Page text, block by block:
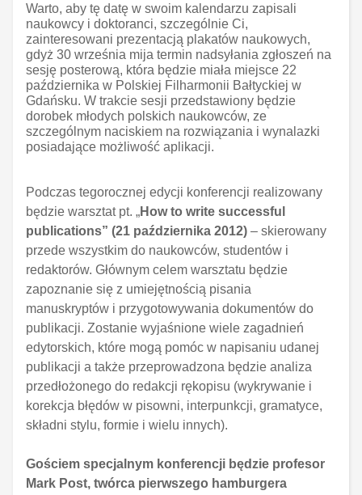
Warto, aby tę datę w swoim kalendarzu zapisali
naukowcy i doktoranci, szczególnie Ci,
zainteresowani prezentacją plakatów naukowych,
gdyż 30 września mija termin nadsyłania zgłoszeń na
sesję posterową, która będzie miała miejsce 22
października w Polskiej Filharmonii Bałtyckiej w
Gdańsku. W trakcie sesji przedstawiony będzie
dorobek młodych polskich naukowców, ze
szczególnym naciskiem na rozwiązania i wynalazki
posiadające możliwość aplikacji.
Podczas tegorocznej edycji konferencji realizowany
będzie warsztat pt. „How to write successful
publications” (21 października 2012) – skierowany
przede wszystkim do naukowców, studentów i
redaktorów. Głównym celem warsztatu będzie
zapoznanie się z umiejętnością pisania
manuskryptów i przygotowywania dokumentów do
publikacji. Zostanie wyjaśnione wiele zagadnień
edytorskich, które mogą pomóc w napisaniu udanej
publikacji a także przeprowadzona będzie analiza
przedłożonego do redakcji rękopisu (wykrywanie i
korekcja błędów w pisowni, interpunkcji, gramatyce,
składni stylu, formie i wielu innych).
Gościem specjalnym konferencji będzie profesor
Mark Post, twórca pierwszego hamburgera